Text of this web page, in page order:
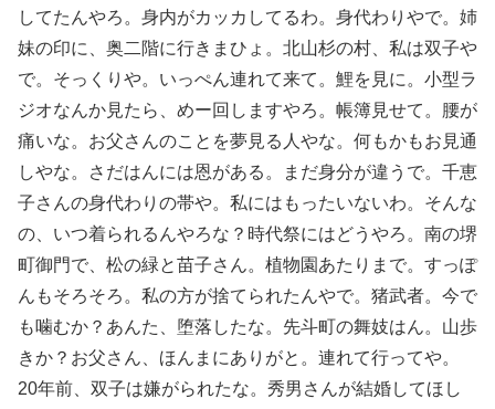
してたんやろ。身内がカッカしてるわ。身代わりやで。姉
妹の印に、奥二階に行きまひょ。北山杉の村、私は双子や
で。そっくりや。いっぺん連れて来て。鯉を見に。小型ラ
ジオなんか見たら、めー回しますやろ。帳簿見せて。腰が
痛いな。お父さんのことを夢見る人やな。何もかもお見通
しやな。さだはんには恩がある。まだ身分が違うで。千恵
子さんの身代わりの帯や。私にはもったいないわ。そんな
の、いつ着られるんやろな？時代祭にはどうやろ。南の堺
町御門で、松の緑と苗子さん。植物園あたりまで。すっぽ
んもそろそろ。私の方が捨てられたんやで。猪武者。今で
も噛むか？あんた、堕落したな。先斗町の舞妓はん。山歩
きか？お父さん、ほんまにありがと。連れて行ってや。
20年前、双子は嫌がられたな。秀男さんが結婚してほし